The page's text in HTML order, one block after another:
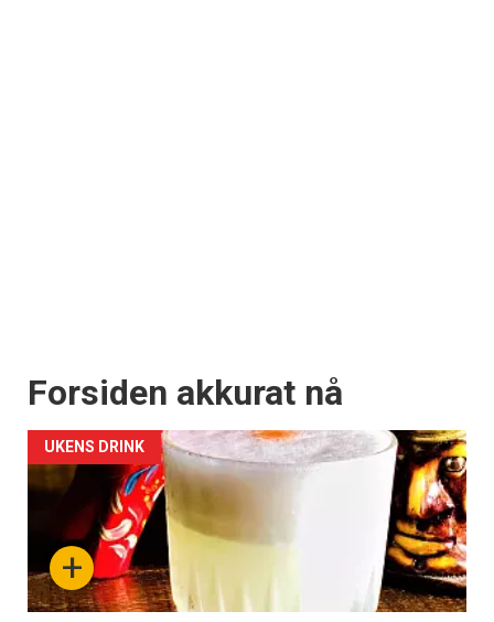
Forsiden akkurat nå
+
UKENS DRINK